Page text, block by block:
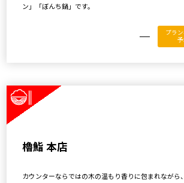
ン」「ぼんち鍋」です。
プラン
櫓鮨 本店
カウンターならではの木の温もり香りに包まれながら